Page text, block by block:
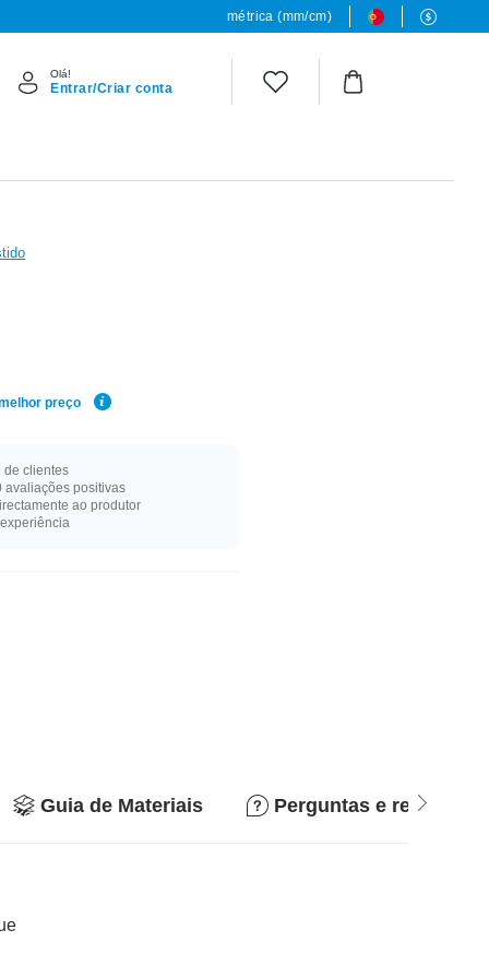
métrica (mm/cm)
Olá!
Entrar/Criar conta
preço
de clientes
avaliações positivas
ao produtor
Guia de Materiais Perguntas e respostas